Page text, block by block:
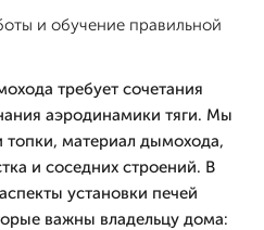
и обучение правильной
требует сочетания
аэродинамики тяги. Мы
топки, материал дымохода,
и соседних строений. В
установки печей
важны владельцу дома: